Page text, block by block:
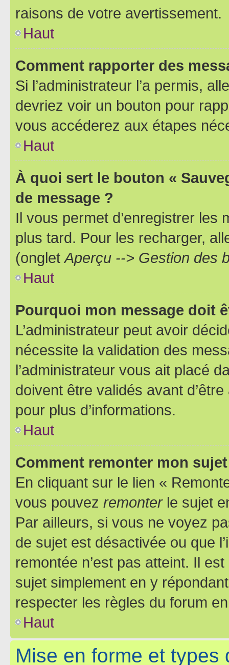
raisons de votre avertissement.
Haut
Comment rapporter des
Si l’administrateur l’a permis,
devriez voir un bouton pour
vous accéderez aux étapes
Haut
À quoi sert le bouton «
de message ?
Il vous permet d’enregistrer
plus tard. Pour les recharger,
(ongletAperçu --> Gestion des
Haut
Pourquoi mon message doit
L’administrateur peut avoir
nécessite la validation des
l’administrateur vous ait placé
doivent être validés avant
pour plus d’informations.
Haut
Comment remonter mon
En cliquant sur le lien «
vous pouvez remonterle sujet
Par ailleurs, si vous ne voyez
de sujet est désactivée ou que
remontée n’est pas atteint. Il
sujet simplement en y
respecter les règles du forum
Haut
Mise en forme et types